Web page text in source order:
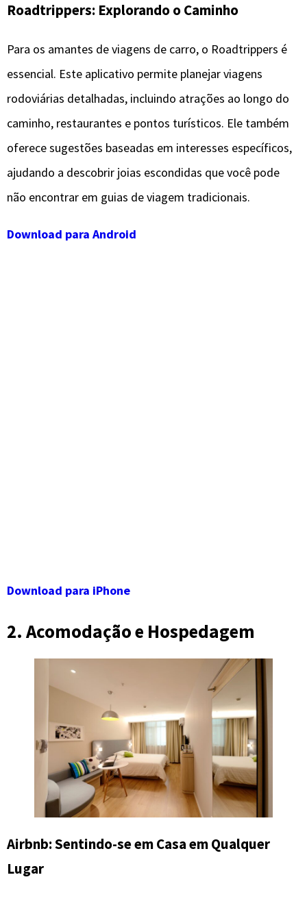
Roadtrippers: Explorando o Caminho
Para os amantes de viagens de carro, o Roadtrippers é
essencial. Este aplicativo permite planejar viagens
rodoviárias detalhadas, incluindo atrações ao longo do
caminho, restaurantes e pontos turísticos. Ele também
oferece sugestões baseadas em interesses específicos,
ajudando a descobrir joias escondidas que você pode
não encontrar em guias de viagem tradicionais.
Download para Android
Download para iPhone
2. Acomodação e Hospedagem
Airbnb: Sentindo-se em Casa em Qualquer
Lugar